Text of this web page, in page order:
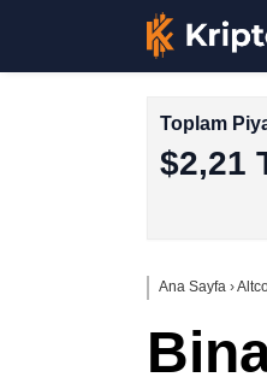
Toplam
$2,21
Ana Sayfa ›